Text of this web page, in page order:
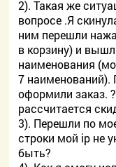
2). Такая же
вопросе .Я
ним перешли
в корзину) и
наименования
7
оформили заказ.
рассчитается
3). Перешли по
строки мой ip не
быть?